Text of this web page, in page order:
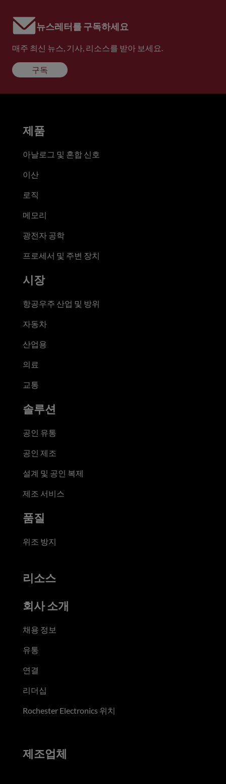
뉴스레터를 구독하세요
매주 최신 뉴스, 기사, 리소스를 받아 보세요.
구독
제품
아날로그 및 혼합 신호
이산
로직
메모리
광전자 공학
프로세서 및 주변 장치
시장
항공우주 산업 및 방위
자동차
산업용
의료
교통
솔루션
공인 유통
공인 제조
설계 및 공인 복제
제조 서비스
품질
위조 방지
리소스
회사 소개
채용 정보
유통
연결
리더십
Rochester Electronics 위치
제조업체